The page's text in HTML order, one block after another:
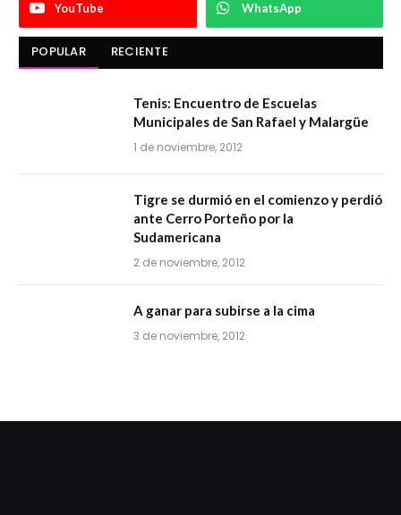
YouTube WhatsApp
POPULAR RECIENTE
Tenis: Encuentro de Escuelas
Municipales de San Rafael y Malargüe
1 de noviembre, 2012
Tigre se durmió en el comienzo y perdió
ante Cerro Porteño por la
Sudamericana
2 de noviembre, 2012
A ganar para subirse a la cima
3 de noviembre, 2012